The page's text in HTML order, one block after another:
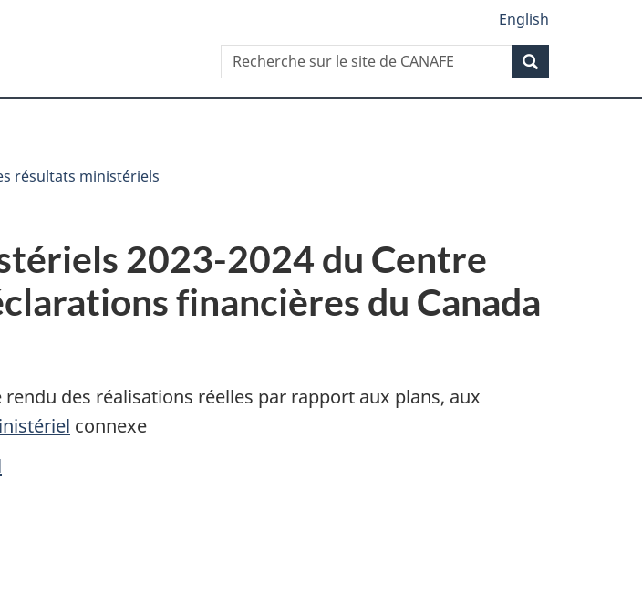
English
Recherche
Recherche
sur
le
résultats ministériels
2023-2024 du Centre
financières du Canada
des réalisations réelles par rapport aux plans, aux
connexe